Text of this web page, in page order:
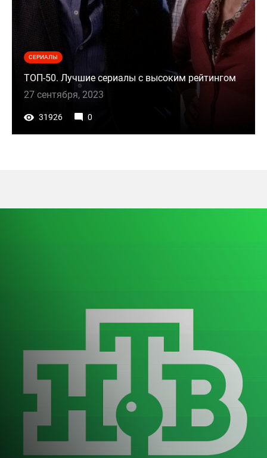
СЕРИАЛЫ
ТОП-50. Лучшие сериалы с высоким рейтингом
27 сентября, 2023
31926 0